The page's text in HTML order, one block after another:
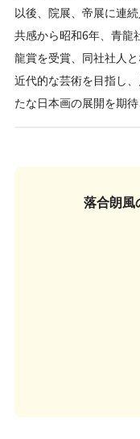
以後、院展、帝展に連
共感から昭和6年、青龍
龍賞を受賞、同社社人
近代的な芸術を目指し
たな日本画の展開を期
落合朗風